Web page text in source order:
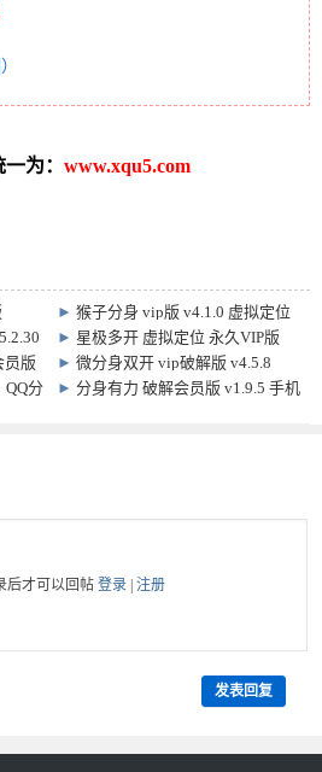
为： www.xqu5.com
►猴子分身 vip版 v4.1.0 虚拟定位
参数伪装 引擎v2.8
►星极多开 虚拟定位 永久VIP版
v3.3.1 支持参数伪装
员版
►微分身双开 vip破解版 v4.5.8
QQ分
►分身有力 破解会员版 v1.9.5 手机
后才可以回帖登录 |注册
发表回复